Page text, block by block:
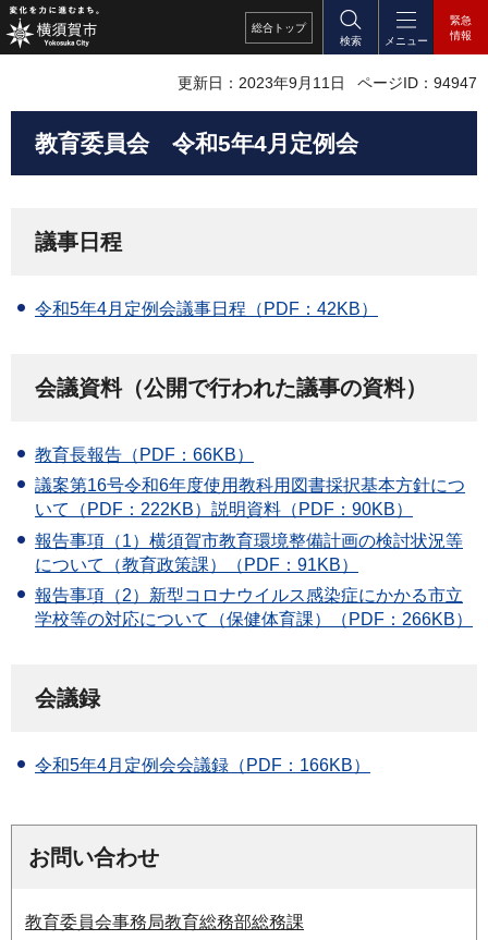
総合 トップ
検索
メニュー
緊急
情報
更新日：2023年9月11日 ページID：94947
教育委員会 令和5年4月定例会
議事日程
令和5年4月定例会議事日程（PDF：42KB）
会議資料（公開で行われた議事の資料）
教育長報告（PDF：66KB）
議案第16号令和6年度使用教科用図書採択基本方針につ
いて（PDF：222KB） 説明資料（PDF：90KB）
報告事項（1）横須賀市教育環境整備計画の検討状況等
について（教育政策課）（PDF：91KB）
報告事項（2）新型コロナウイルス感染症にかかる市立
学校等の対応について（保健体育課）（PDF：266KB）
会議録
令和5年4月定例会会議録（PDF：166KB）
お問い合わせ
教育委員会事務局教育総務部総務課